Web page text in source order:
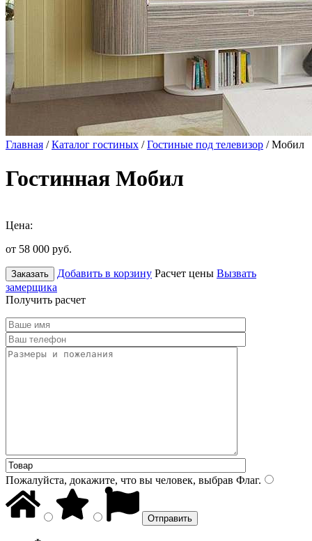
Главная /Каталог гостиных /Гостиные под телевизор / Мобил
Гостинная Мобил
Цена:
от 58 000 руб.
Заказать Добавить в корзину Расчет цены Вызвать
замерщика
Получить расчет
Пожалуйста, докажите, что вы человек, выбрав Флаг.